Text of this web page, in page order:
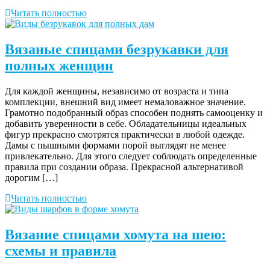
Читать полностью
Вязаные спицами безрукавки для
полных женщин
Для каждой женщины, независимо от возраста и типа
комплекции, внешний вид имеет немаловажное значение.
Грамотно подобранный образ способен поднять самооценку и
добавить уверенности в себе. Обладательницы идеальных
фигур прекрасно смотрятся практически в любой одежде.
Дамы с пышными формами порой выглядят не менее
привлекательно. Для этого следует соблюдать определенные
правила при создании образа. Прекрасной альтернативой
дорогим […]
Читать полностью
Вязание спицами хомута на шею:
схемы и правила